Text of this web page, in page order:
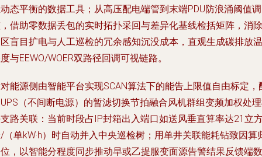
态平衡的数据工具；从高压配电端管到末端PDU防浪涌阈值调
借助零数据丢包的实时拓扑采回与差异化基线检括矩阵，消除
盲目扩电与人工巡检的冗余感知沉没成本，直观生成碳排放
与EEWO/WOER双路径回调可视链路。
能源侧由智能平台实现SCAN算法下的能告上限值自由标定，
（不间断电源）的暂滤切换节拍融合风机群组变频加权处
路关联：当前时段占IP封箱出入端口如送风垂直算率达21立
（单kW·h）时自动并入中央巡检树；用单井关联能耗钻致因算
，以智能分程度同步推动早或乙提服变面源告警结果反馈端数